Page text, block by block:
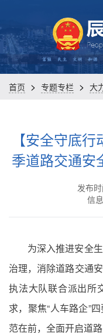
首页 > 专题专栏 > 大
【安全守底
季道路交通安
发布
信
为深入推进安全
治理，消除道路交通
执法大队联合派出所
求，聚焦“人车路企”
范在前，全面开启道